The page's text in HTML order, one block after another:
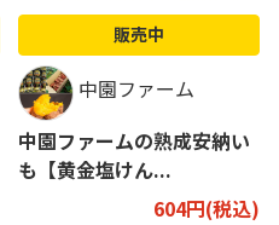
販売中
中園ファーム
中園ファームの熟成安納い
も【黄金塩けん...
604円(税込)